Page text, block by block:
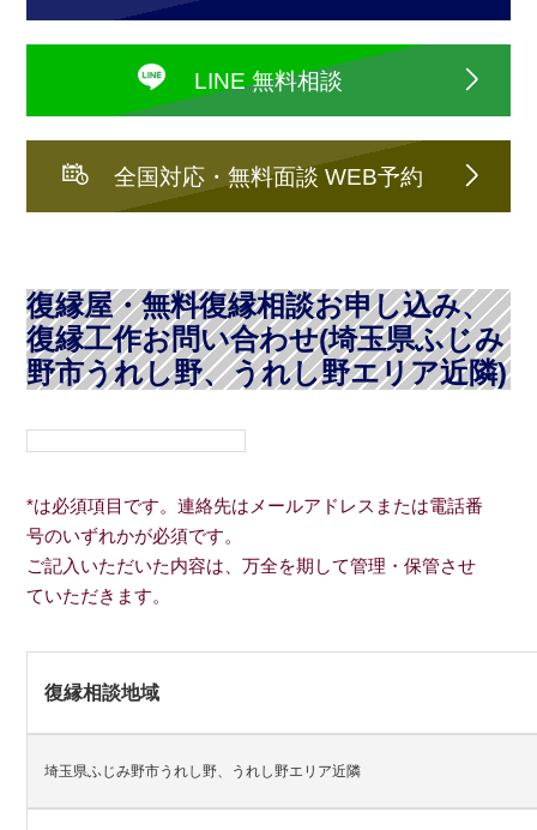
LINE 無料相談
全国対応・無料面談 WEB予約
復縁屋・無料復縁相談お申し込み、
復縁工作お問い合わせ(埼玉県ふじみ
野市うれし野、うれし野エリア近隣)
*は必須項目です。連絡先はメールアドレスまたは電話番
号のいずれかが必須です。
ご記入いただいた内容は、万全を期して管理・保管させ
ていただきます。
復縁相談地域
埼玉県ふじみ野市うれし野、うれし野エリア近隣